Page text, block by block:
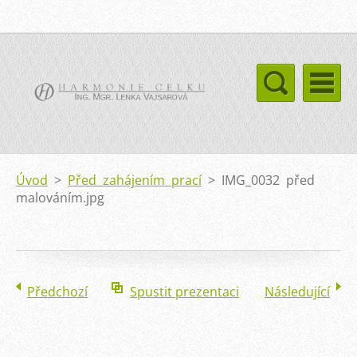
Úvod > Před zahájením prací > IMG_0032 před
malováním.jpg
Předchozí Spustit prezentaci Následující